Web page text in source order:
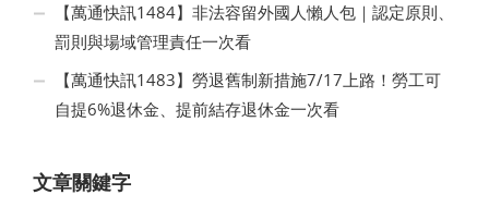
【萬通快訊1484】非法容留外國人懶人包｜認定原則、
罰則與場域管理責任一次看
【萬通快訊1483】勞退舊制新措施7/17上路！勞工可
自提6%退休金、提前結存退休金一次看
文章關鍵字